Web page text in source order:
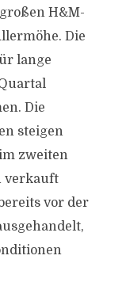
H&M-
Die
lange
Die
steigen
zweiten
verkauft
vor der